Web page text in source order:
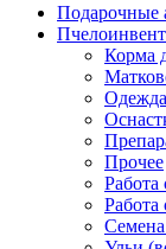
Подарочные
Корма
Прочее
Работа
Работа